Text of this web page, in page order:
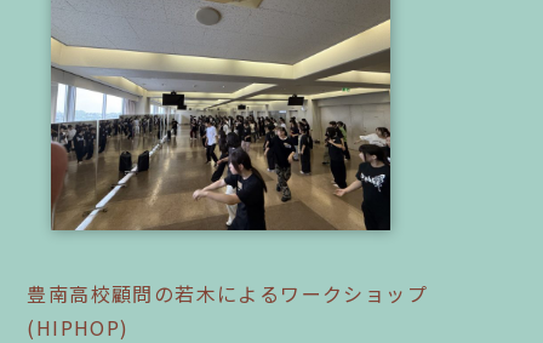
豊南高校顧問の若木によるワークショップ
(HIPHOP)